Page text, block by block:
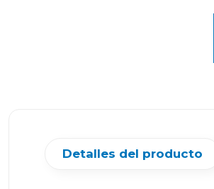
Detalles del producto